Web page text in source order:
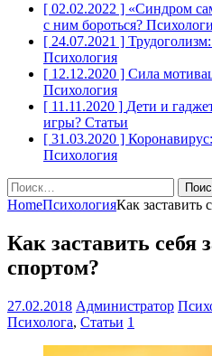
[ 02.02.2022 ] «Синдром
с ним бороться?
[ 24.07.2021 ]
Психология
[ 12.12.2020 ] Сила
Психология
[ 11.11.2020 ] Дети и
игры? Статьи
[ 31.03.2020 ]
Психология
Найти:
HomeПсихологияКак заставить
Как заставить себя
спортом?
27.02.2018 Администратор
Психолога, Статьи 1